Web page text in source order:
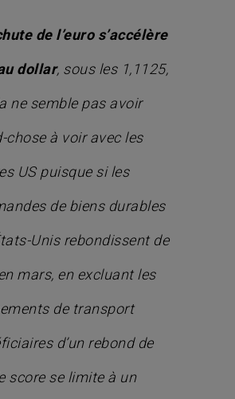
de l’euro s’accélère
dollar, sous les 1,1125,
ne semble pas avoir
chose à voir avec les
US puisque si les
de biens durables
Unis rebondissent de
mars, en excluant les
de transport
d’un rebond de
score se limite à un